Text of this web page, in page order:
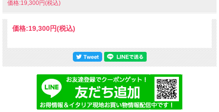
価格:19,300円(税込)
価格:19,300円(税込)